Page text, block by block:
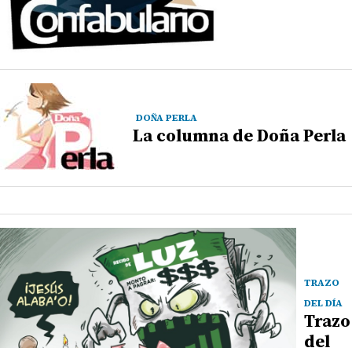
DOÑA PERLA
La columna de Doña Perla
TRAZO
DEL DÍA
Trazo
del